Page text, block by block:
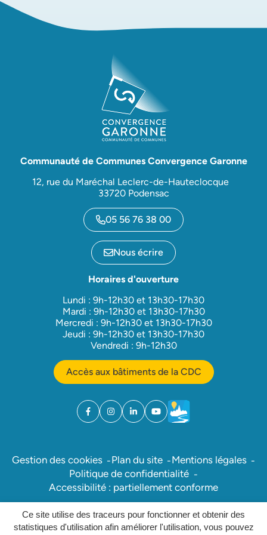
Ce site utilise des traceurs pour fonctionner et obtenir des
statistiques d'utilisation afin améliorer l'utilisation, vous pouvez
Communauté de Communes Convergence Garonne
12, rue du Maréchal Leclerc-de-Hauteclocque
33720 Podensac
05 56 76 38 00
Nous écrire
Horaires d'ouverture
Lundi : 9h-12h30 et 13h30-17h30
Mardi : 9h-12h30 et 13h30-17h30
Mercredi : 9h-12h30 et 13h30-17h30
Jeudi : 9h-12h30 et 13h30-17h30
Vendredi : 9h-12h30
Accès aux bâtiments de la CDC
Facebook
(ouverture dans un nouvel onglet)
Instagram
(ouverture dans un nouvel onglet)
Linkedin
(ouverture dans un nouvel onglet)
YouTube
(ouverture dans un nouvel
Météo
(ouverture dans un
Gestion des cookies Plan du site
Mentions légales
Politique de confidentialité
Accessibilité : partiellement conforme
Site réalisé parInovagora (ouverture dans un